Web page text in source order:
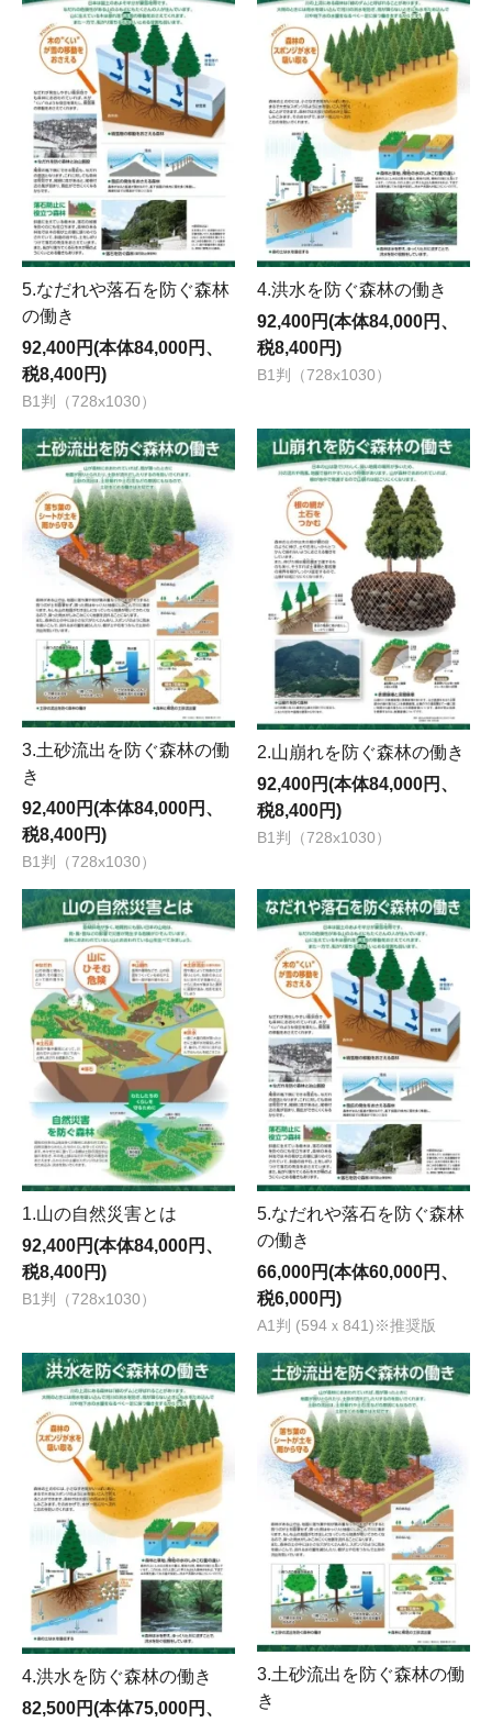
5.なだれや落石を防ぐ森林
の働き
92,400円(本体84,000円、
税8,400円)
B1判（728x1030）
4.洪水を防ぐ森林の働き
92,400円(本体84,000円、
税8,400円)
B1判（728x1030）
3.土砂流出を防ぐ森林の働
き
92,400円(本体84,000円、
税8,400円)
B1判（728x1030）
2.山崩れを防ぐ森林の働き
92,400円(本体84,000円、
税8,400円)
B1判（728x1030）
1.山の自然災害とは
92,400円(本体84,000円、
税8,400円)
B1判（728x1030）
5.なだれや落石を防ぐ森林
の働き
66,000円(本体60,000円、
税6,000円)
A1判 (594ｘ841)※推奨版
4.洪水を防ぐ森林の働き
82,500円(本体75,000円、
3.土砂流出を防ぐ森林の働
き